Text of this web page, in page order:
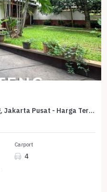
Rumah Area Premium Menteng, Jakarta Pusat - Harga Terbaik 33 Miliar
Carport
4